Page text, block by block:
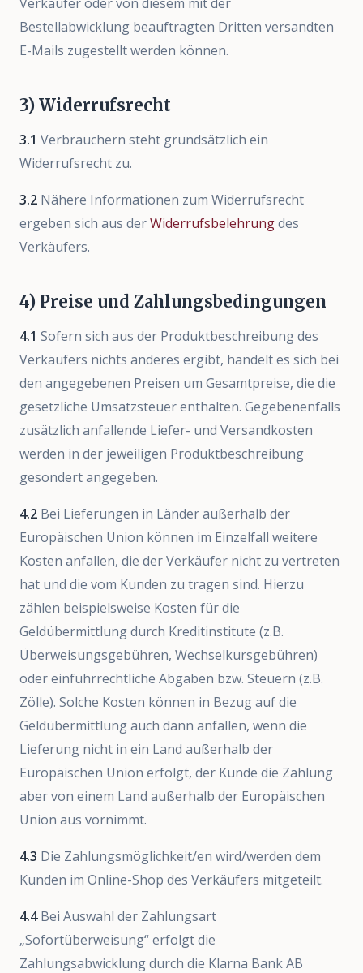
Bestellabwicklung beauftragten Dritten versandten
E-Mails zugestellt werden können.
3) Widerrufsrecht
3.1 Verbrauchern steht grundsätzlich ein
Widerrufsrecht zu.
3.2 Nähere Informationen zum Widerrufsrecht
ergeben sich aus derWiderrufsbelehrungdes
Verkäufers.
4) Preise und Zahlungsbedingungen
4.1 Sofern sich aus der Produktbeschreibung des
Verkäufers nichts anderes ergibt, handelt es sich bei
den angegebenen Preisen um Gesamtpreise, die die
gesetzliche Umsatzsteuer enthalten. Gegebenenfalls
zusätzlich anfallende Liefer- und Versandkosten
werden in der jeweiligen Produktbeschreibung
gesondert angegeben.
4.2 Bei Lieferungen in Länder außerhalb der
Europäischen Union können im Einzelfall weitere
Kosten anfallen, die der Verkäufer nicht zu vertreten
hat und die vom Kunden zu tragen sind. Hierzu
zählen beispielsweise Kosten für die
Geldübermittlung durch Kreditinstitute (z.B.
Überweisungsgebühren, Wechselkursgebühren)
oder einfuhrrechtliche Abgaben bzw. Steuern (z.B.
Zölle). Solche Kosten können in Bezug auf die
Geldübermittlung auch dann anfallen, wenn die
Lieferung nicht in ein Land außerhalb der
Europäischen Union erfolgt, der Kunde die Zahlung
aber von einem Land außerhalb der Europäischen
Union aus vornimmt.
4.3 Die Zahlungsmöglichkeit/en wird/werden dem
Kunden im Online-Shop des Verkäufers mitgeteilt.
4.4Bei Auswahl der Zahlungsart
„Sofortüberweisung“ erfolgt die
Zahlungsabwicklung durch die Klarna Bank AB